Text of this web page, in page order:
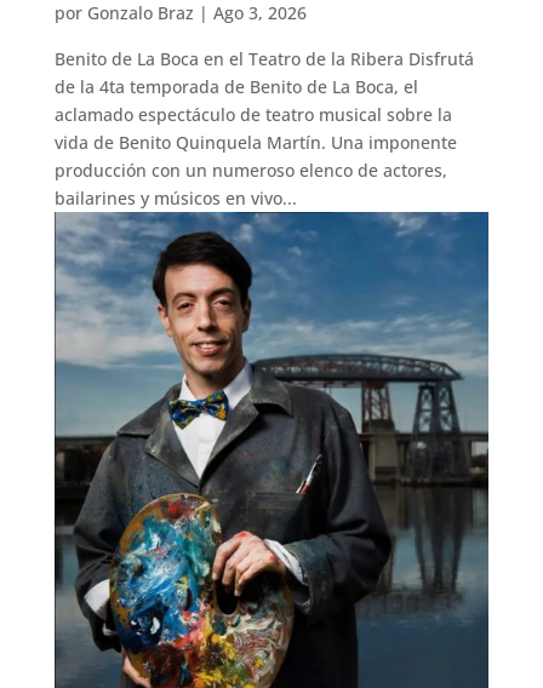
por Gonzalo Braz | Ago 3, 2026
Benito de La Boca en el Teatro de la Ribera Disfrutá
de la 4ta temporada de Benito de La Boca, el
aclamado espectáculo de teatro musical sobre la
vida de Benito Quinquela Martín. Una imponente
producción con un numeroso elenco de actores,
bailarines y músicos en vivo...